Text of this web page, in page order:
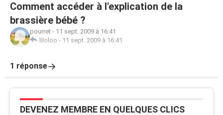
Comment accéder à l'explication de la
brassière bébé ?
pourret - 11 sept. 2009 à 16:41
liloloo - 11 sept. 2009 à 16:41
1 réponse
DEVENEZ MEMBRE EN QUELQUES CLICS